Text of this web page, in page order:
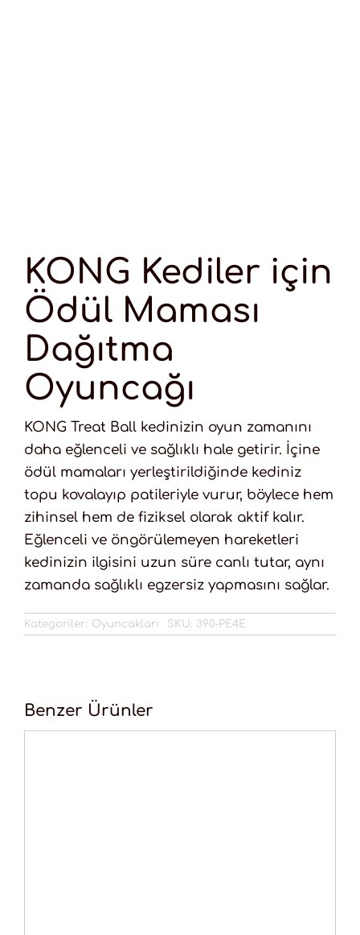
KONG Kediler için
Ödül Maması
Dağıtma
Oyuncağı
KONG Treat Ball kedinizin oyun zamanını
daha eğlenceli ve sağlıklı hale getirir. İçine
ödül mamaları yerleştirildiğinde kediniz
topu kovalayıp patileriyle vurur, böylece hem
zihinsel hem de fiziksel olarak aktif kalır.
Eğlenceli ve öngörülemeyen hareketleri
kedinizin ilgisini uzun süre canlı tutar, aynı
zamanda sağlıklı egzersiz yapmasını sağlar.
Kategoriler: Oyuncakları SKU: 390-PE4E
Benzer Ürünler